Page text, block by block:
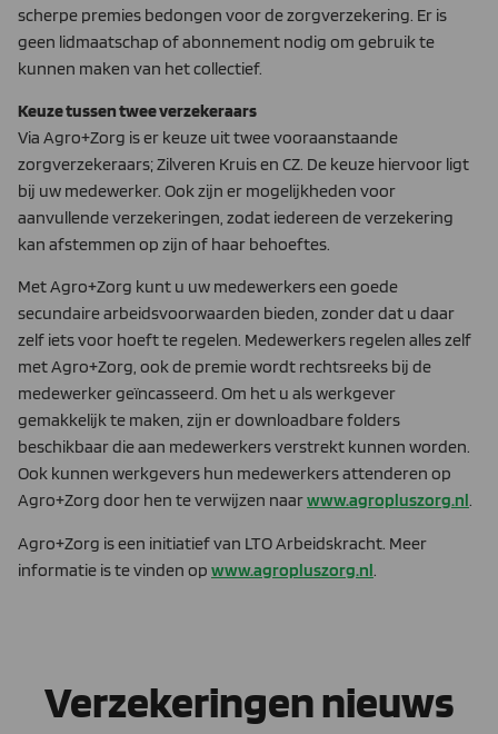
scherpe premies bedongen voor de zorgverzekering. Er is
geen lidmaatschap of abonnement nodig om gebruik te
kunnen maken van het collectief.
Keuze tussen twee verzekeraars
Via Agro+Zorg is er keuze uit twee vooraanstaande
zorgverzekeraars; Zilveren Kruis en CZ. De keuze hiervoor ligt
bij uw medewerker. Ook zijn er mogelijkheden voor
aanvullende verzekeringen, zodat iedereen de verzekering
kan afstemmen op zijn of haar behoeftes.
Met Agro+Zorg kunt u uw medewerkers een goede
secundaire arbeidsvoorwaarden bieden, zonder dat u daar
zelf iets voor hoeft te regelen. Medewerkers regelen alles zelf
met Agro+Zorg, ook de premie wordt rechtsreeks bij de
medewerker geïncasseerd. Om het u als werkgever
gemakkelijk te maken, zijn er downloadbare folders
beschikbaar die aan medewerkers verstrekt kunnen worden.
Ook kunnen werkgevers hun medewerkers attenderen op
Agro+Zorg door hen te verwijzen naarwww.agropluszorg.nl.
Agro+Zorg is een initiatief van LTO Arbeidskracht. Meer
informatie is te vinden op www.agropluszorg.nl.
Verzekeringen nieuws